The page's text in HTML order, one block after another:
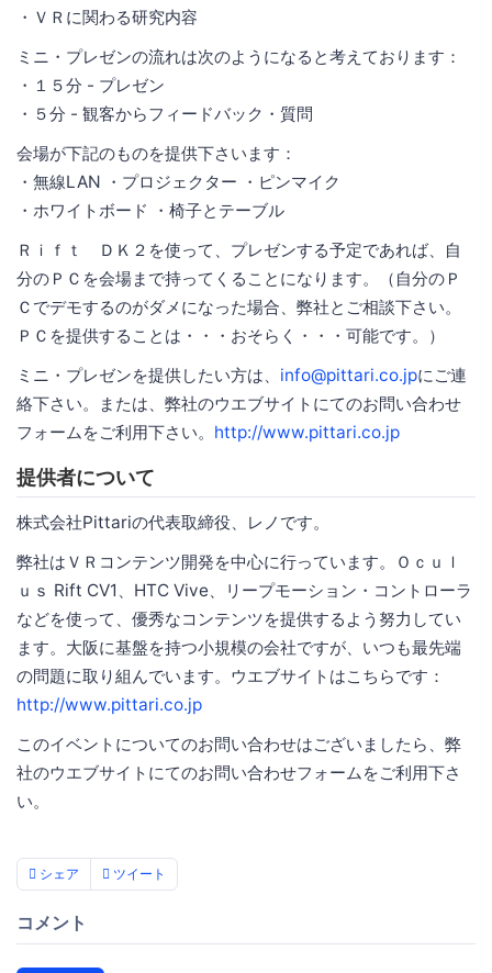
・ＶＲに関わる研究内容
ミニ・プレゼンの流れは次のようになると考えております：
・１５分 - プレゼン
・５分 - 観客からフィードバック・質問
会場が下記のものを提供下さいます：
・無線LAN ・プロジェクター ・ピンマイク
・ホワイトボード ・椅子とテーブル
Ｒｉｆｔ ＤＫ２を使って、プレゼンする予定であれば、自
分のＰＣを会場まで持ってくることになります。（自分のＰ
Ｃでデモするのがダメになった場合、弊社とご相談下さい。
ＰＣを提供することは・・・おそらく・・・可能です。）
ミニ・プレゼンを提供したい方は、 info@pittari.co.jpにご連
絡下さい。または、弊社のウエブサイトにてのお問い合わせ
フォームをご利用下さい。 http://www.pittari.co.jp
提供者について
株式会社Pittariの代表取締役、レノです。
弊社はＶＲコンテンツ開発を中心に行っています。Ｏｃｕｌ
ｕｓ Rift CV1、HTC Vive、リープモーション・コントローラ
などを使って、優秀なコンテンツを提供するよう努力してい
ます。大阪に基盤を持つ小規模の会社ですが、いつも最先端
の問題に取り組んでいます。ウエブサイトはこちらです：
http://www.pittari.co.jp
このイベントについてのお問い合わせはございましたら、弊
社のウエブサイトにてのお問い合わせフォームをご利用下さ
い。
シェア ツイート
コメント